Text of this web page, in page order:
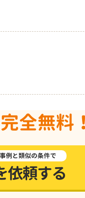
完全無料
例と類似の条件で
依頼する